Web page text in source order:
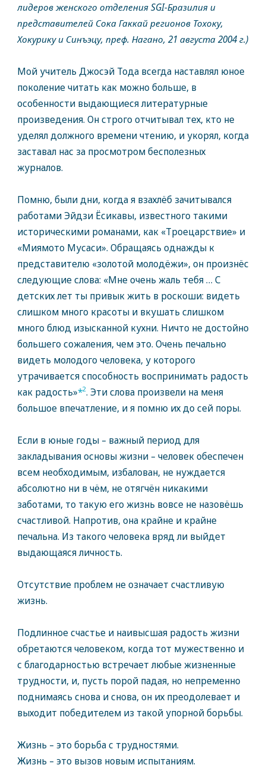
лидеров женского отделения SGI-Бразилия и
представителей Сока Гаккай регионов Тохоку,
Хокурику и Синъэцу, преф. Нагано, 21 августа 2004 г.)
Мой учитель Джосэй Тода всегда наставлял юное
поколение читать как можно больше, в
особенности выдающиеся литературные
произведения. Он строго отчитывал тех, кто не
уделял должного времени чтению, и укорял, когда
заставал нас за просмотром бесполезных
журналов.
Помню, были дни, когда я взахлёб зачитывался
работами Эйдзи Ёсикавы, известного такими
историческими романами, как «Троецарствие» и
«Миямото Мусаси». Обращаясь однажды к
представителю «золотой молодёжи», он произнёс
следующие слова: «Мне очень жаль тебя … С
детских лет ты привык жить в роскоши: видеть
слишком много красоты и вкушать слишком
много блюд изысканной кухни. Ничто не достойно
большего сожаления, чем это. Очень печально
видеть молодого человека, у которого
утрачивается способность воспринимать радость
как радость»*2. Эти слова произвели на меня
большое впечатление, и я помню их до сей поры.
Если в юные годы – важный период для
закладывания основы жизни – человек обеспечен
всем необходимым, избалован, не нуждается
абсолютно ни в чём, не отягчён никакими
заботами, то такую его жизнь вовсе не назовёшь
счастливой. Напротив, она крайне и крайне
печальна. Из такого человека вряд ли выйдет
выдающаяся личность.
Отсутствие проблем не означает счастливую
жизнь.
Подлинное счастье и наивысшая радость жизни
обретаются человеком, когда тот мужественно и
с благодарностью встречает любые жизненные
трудности, и, пусть порой падая, но непременно
поднимаясь снова и снова, он их преодолевает и
выходит победителем из такой упорной борьбы.
Жизнь – это борьба с трудностями.
Жизнь – это вызов новым испытаниям.